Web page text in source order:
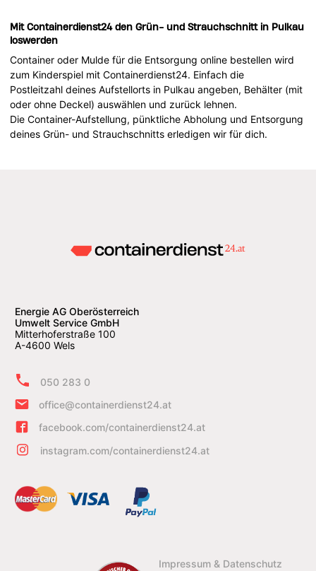
Mit Containerdienst24 den Grün- und Strauchschnitt in Pulkau
loswerden
Container oder Mulde für die Entsorgung online bestellen wird
zum Kinderspiel mit Containerdienst24. Einfach die
Postleitzahl deines Aufstellorts in Pulkau angeben, Behälter (mit
oder ohne Deckel) auswählen und zurück lehnen.
Die Container-Aufstellung, pünktliche Abholung und Entsorgung
deines Grün- und Strauchschnitts erledigen wir für dich.
Energie AG Oberösterreich
Umwelt Service GmbH
Mitterhoferstraße 100
A-4600 Wels
050 283 0
office@containerdienst24.at
facebook.com/containerdienst24.at
instagram.com/containerdienst24.at
Impressum & Datenschutz